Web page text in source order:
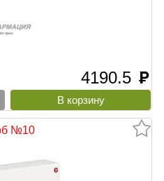
4190.5 руб
№10